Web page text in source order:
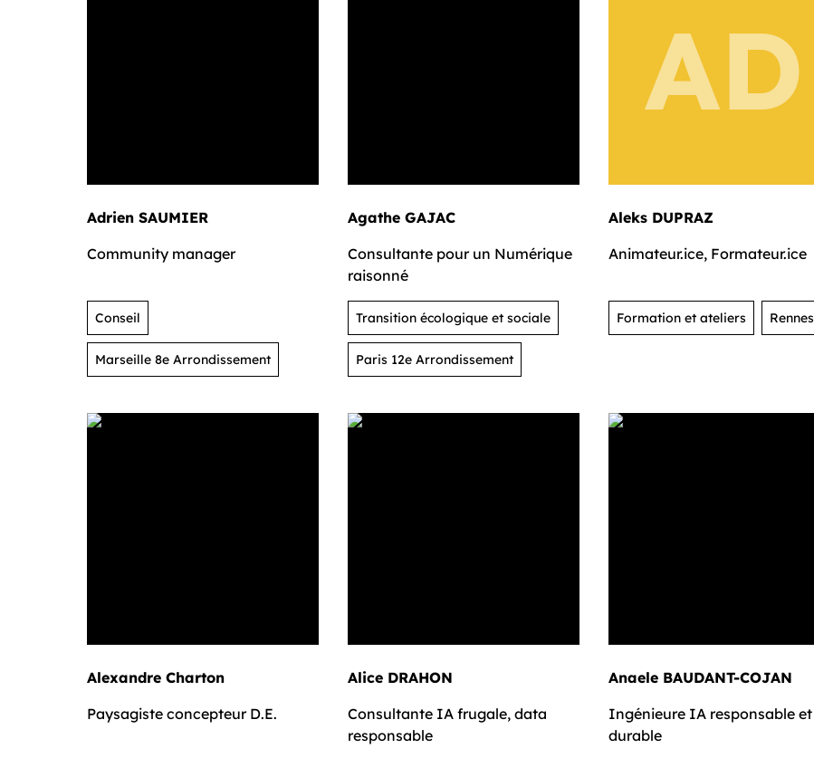
Adrien SAUMIER
Community manager
Conseil
Marseille 8e Arrondissement
Agathe GAJAC
Consultante pour un Numérique
raisonné
Transition écologique et sociale
Paris 12e Arrondissement
AD
Aleks DUPRAZ
Animateur.ice, Formateur.ice
Formation et ateliers Rennes
Alexandre Charton
Paysagiste concepteur D.E.
Alice DRAHON
Consultante IA frugale, data
responsable
Anaele BAUDANT-COJAN
Ingénieure IA responsable et
durable